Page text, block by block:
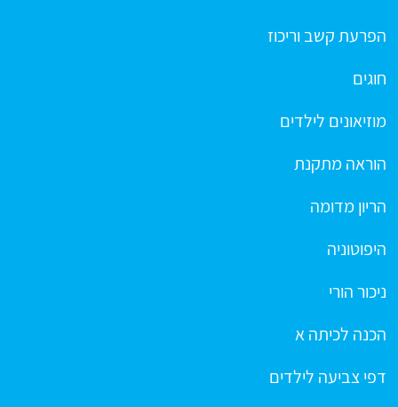
הפרעת קשב וריכוז
חוגים
מוזיאונים לילדים
הוראה מתקנת
הריון מדומה
היפוטוניה
ניכור הורי
הכנה לכיתה א
דפי צביעה לילדים